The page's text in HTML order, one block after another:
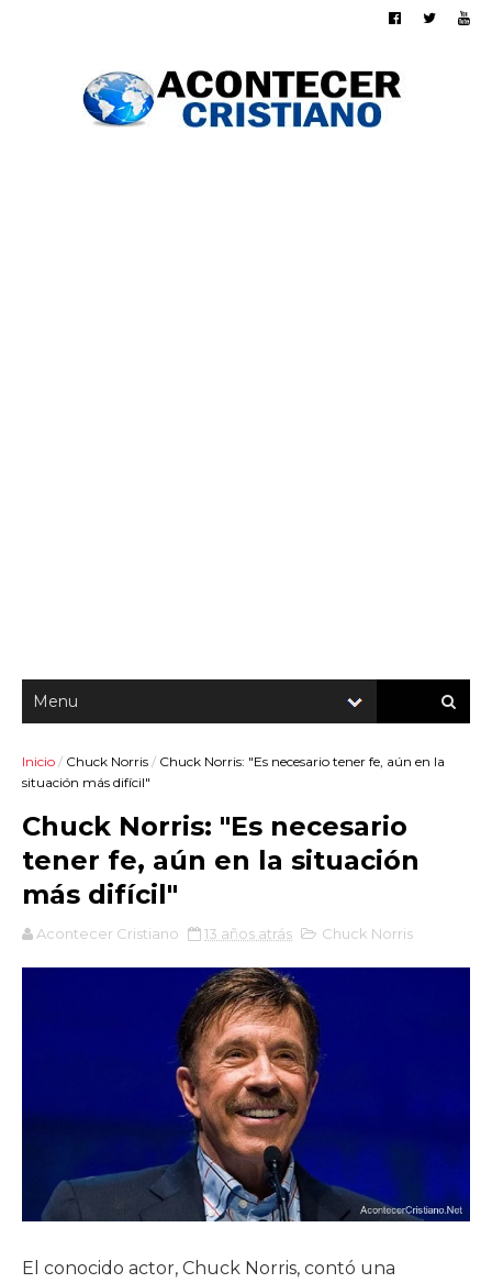
Inicio / Chuck Norris / Chuck Norris: "Es necesario tener fe, aún en la
situación más difícil"
Chuck Norris: "Es necesario
tener fe, aún en la situación
más difícil"
Acontecer Cristiano 13 años atrás Chuck Norris
El conocido actor, Chuck Norris, contó una